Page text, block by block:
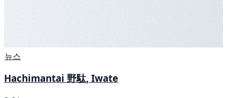
뉴스
Hachimantai 野駄, Iwate